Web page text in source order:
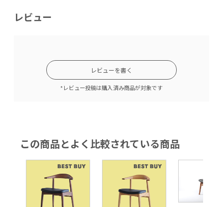
連想させる凹凸のあるシート部分はエレガントさを携え、
モダンな印象をもたらします。また、流れるようなカッテ
デザイン性の高いこちらのチェアは、イタリアのデザイン
スタジオArchirivoltoによるデザイナーズチェアです。
さらに、透過性のある色味は光が当たると光が乱反射し空
スタジオArchirivoltoによるデザイナーズチェアです。
Archirivoltoのデザインは既成概念にとらわれない「美」
「調和」そして「自由」がテーマ。生み出されるプロダク
トは誰もが手に取りやすく美しいデザインのものばかりで
レビュー
レビューを書く
*レビュー投稿は購入済み商品が対象です
この商品とよく比較されている商品